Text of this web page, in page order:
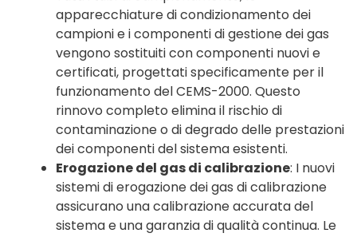
apparecchiature di condizionamento dei
campioni e i componenti di gestione dei gas
vengono sostituiti con componenti nuovi e
certificati, progettati specificamente per il
funzionamento del CEMS-2000. Questo
rinnovo completo elimina il rischio di
contaminazione o di degrado delle prestazioni
dei componenti del sistema esistenti.
Erogazione del gas di calibrazione: I nuovi
sistemi di erogazione dei gas di calibrazione
assicurano una calibrazione accurata del
sistema e una garanzia di qualità continua. Le